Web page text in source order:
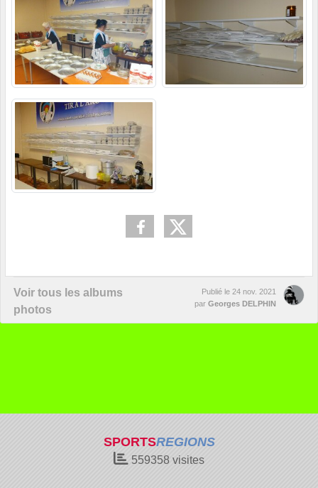
Voir tous les albums
photos
Publié le 24 nov. 2021
par Georges DELPHIN
SPORTSREGIONS
559358 visites